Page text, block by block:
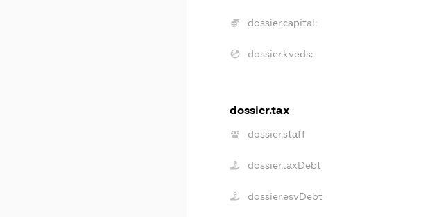
dossier.capital:
dossier.kveds:
dossier.tax
dossier.staff
dossier.taxDebt
dossier.esvDebt